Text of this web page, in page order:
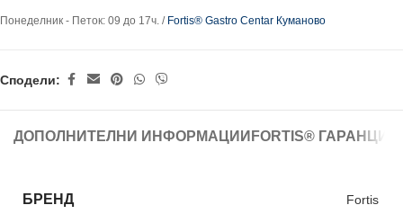
Понеделник - Петок: 09 до 17ч. / Fortis® Gastro Centar Куманово
Сподели:
ДОПОЛНИТЕЛНИ ИНФОРМАЦИИ FORTIS®
БРЕНД Fortis